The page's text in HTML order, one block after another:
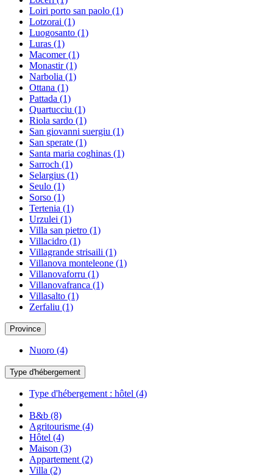
Loiri porto san paolo (1)
Lotzorai (1)
Luogosanto (1)
Luras (1)
Macomer(1)
Monastir(1)
Narbolia (1)
Ottana (1)
Pattada (1)
Quartucciu (1)
Riola sardo (1)
San giovanni suergiu (1)
San sperate (1)
Santa maria coghinas (1)
Sarroch (1)
Selargius (1)
Seulo (1)
Sorso (1)
Tertenia (1)
Urzulei (1)
Villa san pietro (1)
Villacidro (1)
Villagrande strisaili (1)
Villanova monteleone (1)
Villanovaforru (1)
Villanovafranca (1)
Villasalto (1)
Zerfaliu (1)
Province
Nuoro (4)
Type d'hébergement
Type d'hébergement : hôtel (4)
B&b (8)
Agritourisme (4)
Hôtel (4)
Maison (3)
Appartement (2)
Villa (2)